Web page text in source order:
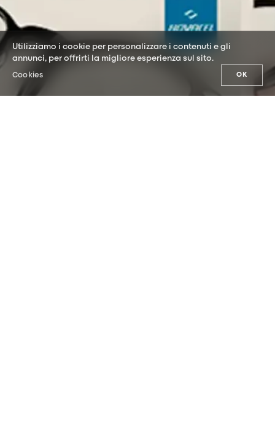
Utilizziamo i cookie per personalizzare i contenuti e gli
annunci, per offrirti la migliore esperienza sul sito.
Cookies OK